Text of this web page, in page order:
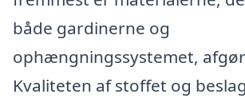
både gardinerne og
ophængningssystemet,
Kvaliteten af stoffet og